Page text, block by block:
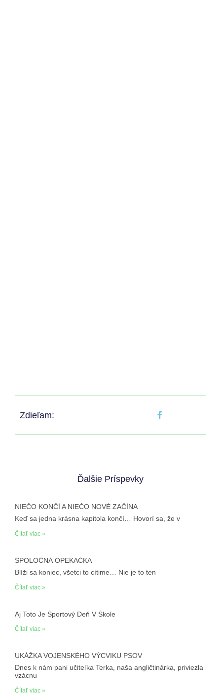
Zdieľam:
Ďalšie Príspevky
NIEČO KONČÍ A NIEČO NOVÉ ZAČÍNA
Keď sa jedna krásna kapitola končí… Hovorí sa, že v
Čítať viac »
SPOLOČNÁ OPEKAČKA
Blíži sa koniec, všetci to cítime… Nie je to ten
Čítať viac »
Aj Toto Je Športový Deň V Škole
Čítať viac »
UKÁŽKA VOJENSKÉHO VÝCVIKU PSOV
Dnes k nám pani učiteľka Terka, naša angličtinárka, priviezla
vzácnu
Čítať viac »